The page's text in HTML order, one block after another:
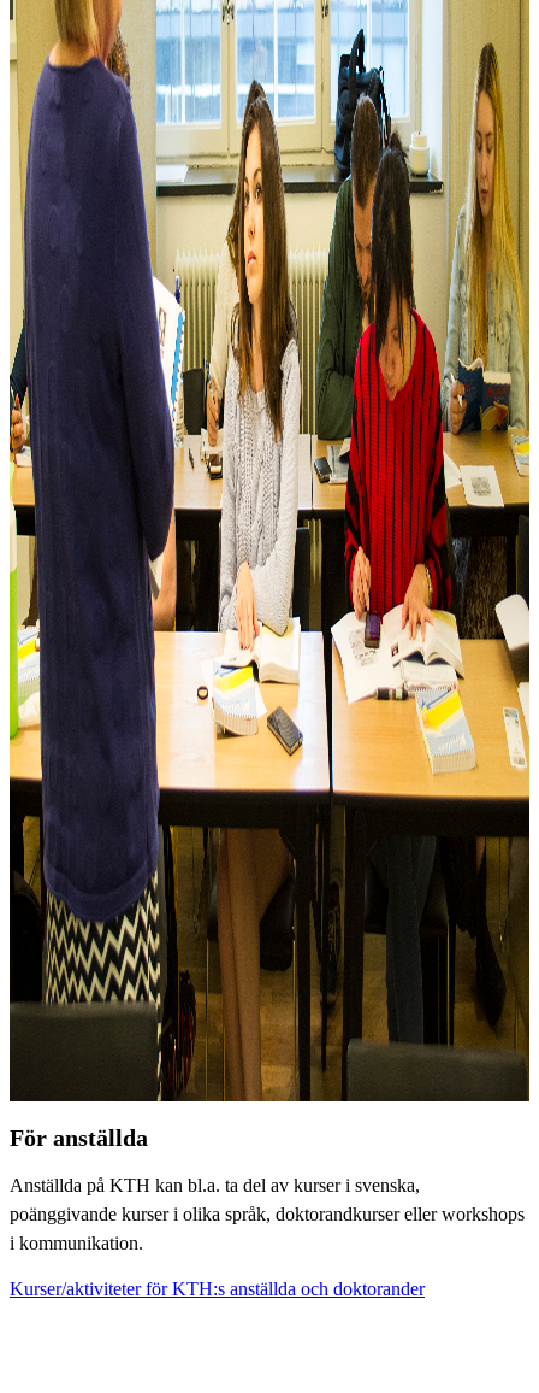
För anställda
Anställda på KTH kan bl.a. ta del av kurser i svenska,
poänggivande kurser i olika språk, doktorandkurser eller workshops
i kommunikation. ​​​​​​
Kurser/aktiviteter för KTH:s anställda och doktorander